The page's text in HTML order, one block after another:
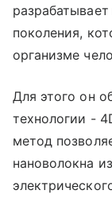
поколения,
организме
Для этого он
технологии -
метод
нановолокна